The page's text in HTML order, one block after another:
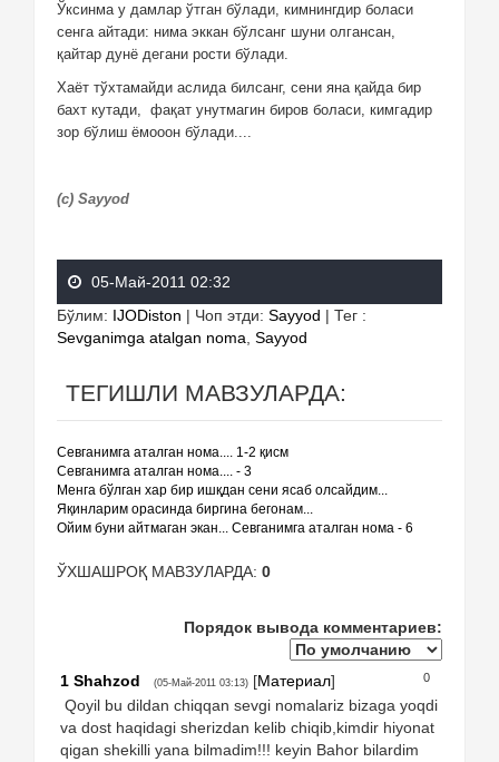
Ўксинма у дамлар ўтган бўлади, кимнингдир боласи
сенга айтади: нима эккан бўлсанг шуни олгансан,
қайтар дунё дегани рости бўлади.
Хаёт тўхтамайди аслида билсанг, сени яна қайда бир
бахт кутади, фақат унутмагин биров боласи, кимгадир
зор бўлиш ёмооон бўлади....
(с) Sayyod
05-Май-2011 02:32
Бўлим: IJODiston | Чоп этди: Sayyod | Тег :
Sevganimga atalgan noma, Sayyod
ТЕГИШЛИ МАВЗУЛАРДА:
Севганимга аталган нома.... 1-2 қисм
Севганимга аталган нома.... - 3
Менга бўлган хар бир ишқдан сени ясаб олсайдим...
Яқинларим орасинда биргина бегонам...
Ойим буни айтмаган экан... Севганимга аталган нома - 6
ЎХШАШРОҚ МАВЗУЛАРДА: 0
Порядок вывода комментариев:
0
1 Shahzod (05-Май-2011 03:13) [Материал]
Qoyil bu dildan chiqqan sevgi nomalariz bizaga yoqdi
va dost haqidagi sherizdan kelib chiqib,kimdir hiyonat
qigan shekilli yana bilmadim!!! keyin Bahor bilardim